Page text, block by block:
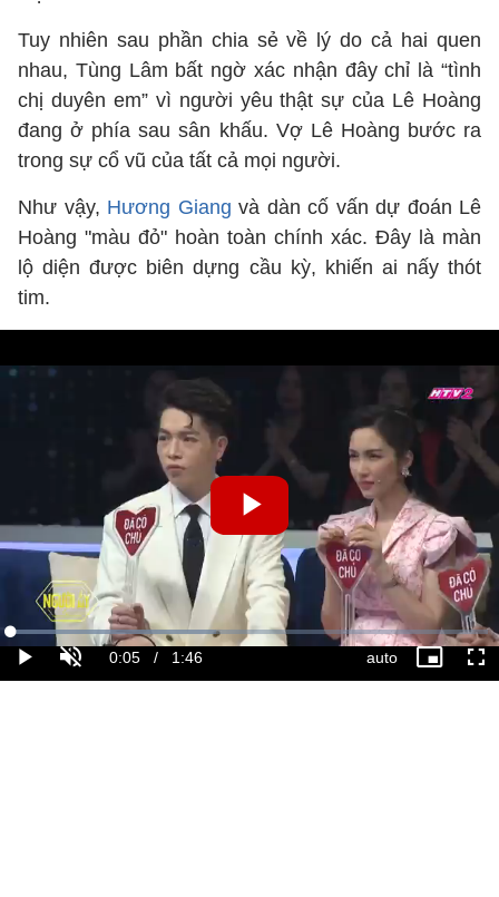
Tuy nhiên sau phần chia sẻ về lý do cả hai quen
nhau, Tùng Lâm bất ngờ xác nhận đây chỉ là “tình
chị duyên em” vì người yêu thật sự của Lê Hoàng
đang ở phía sau sân khấu. Vợ Lê Hoàng bước ra
trong sự cổ vũ của tất cả mọi người.
Như vậy, Hương Giang và dàn cố vấn dự đoán Lê
Hoàng "màu đỏ" hoàn toàn chính xác. Đây là màn
lộ diện được biên dựng cầu kỳ, khiến ai nấy thót
tim.